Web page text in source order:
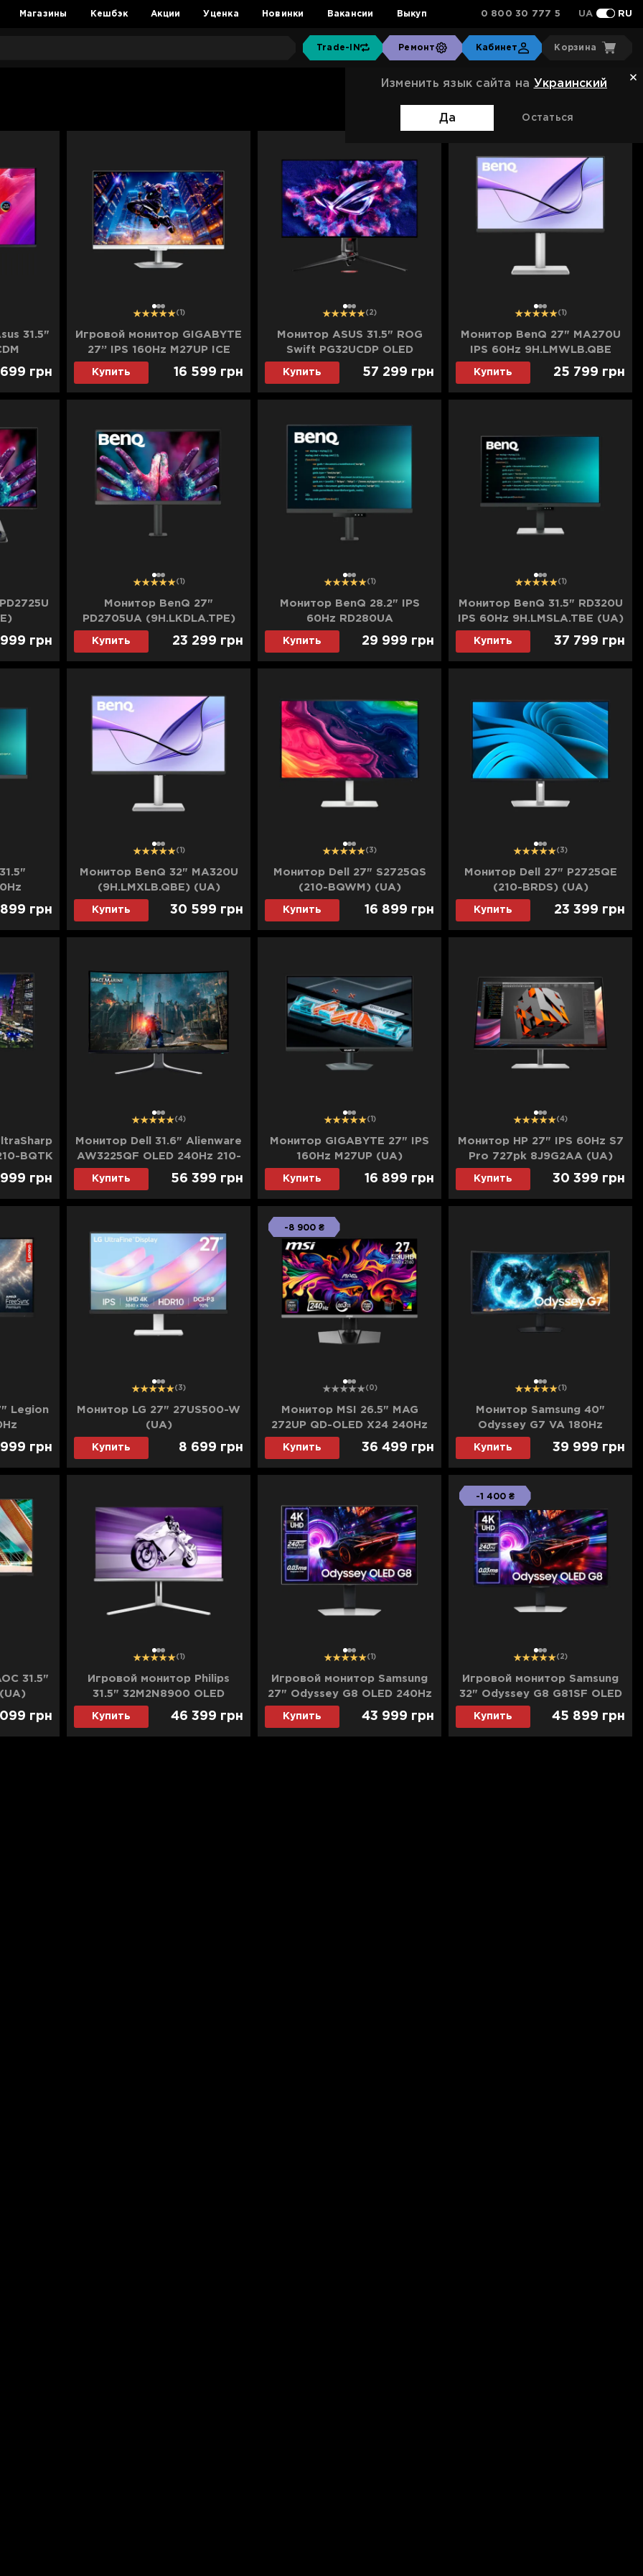
Магазины Кешбэк Акции Уценка Новинки Вакансии Выкуп 0 800 30 777 5 UA RU
Trade-IN Ремонт Кабинет Корзина
Изменить язык сайта на Украинский
Да Остаться
Сортировка: Стандартная
31.5"
(UA)
грн
12 3 (1)
Игровой монитор GIGABYTE
27” IPS 160Hz M27UP ICE
(UA)
Купить 16 599 грн
12 3 (2)
Монитор ASUS 31.5" ROG
Swift PG32UCDP OLED
Купить 57 299 грн
12 3 (1)
Монитор BenQ 27" MA270U
IPS 60Hz 9H.LMWLB.QBE
(UA)
Купить 25 799 грн
грн
12 3 (1)
Монитор BenQ 27"
PD2705UA (9H.LKDLA.TPE)
Купить 23 299 грн
12 3 (1)
Монитор BenQ 28.2" IPS
60Hz RD280UA
9H.LM2LJ.TBE(UA)
Купить 29 999 грн
12 3 (1)
Монитор BenQ 31.5" RD320U
IPS 60Hz 9H.LMSLA.TBE (UA)
Купить 37 799 грн
грн
12 3 (1)
Монитор BenQ 32" MA320U
(9H.LMXLB.QBE) (UA)
Купить 30 599 грн
12 3 (3)
Монитор Dell 27" S2725QS
(210-BQWM) (UA)
Купить 16 899 грн
12 3 (3)
Монитор Dell 27" P2725QE
(210-BRDS) (UA)
Купить 23 399 грн
BQTK
грн
12 3 (4)
Монитор Dell 31.6" Alienware
AW3225QF OLED 240Hz 210-
BLLV (UA)
Купить 56 399 грн
12 3 (1)
Монитор GIGABYTE 27" IPS
160Hz M27UP (UA)
Купить 16 899 грн
12 3 (4)
Монитор HP 27" IPS 60Hz S7
Pro 727pk 8J9G2AA (UA)
Купить 30 399 грн
Legion
грн
12 3 (3)
Монитор LG 27" 27US500-W
(UA)
Купить 8 699 грн
12 3
-8 900 ₴
(0)
Монитор MSI 26.5" MAG
272UP QD-OLED X24 240Hz
(UA)
Купить 36 499 грн
12 3 (1)
Монитор Samsung 40"
Odyssey G7 VA 180Hz
LS40FG756EIXUA (UA)
Купить 39 999 грн
31.5"
грн
12 3 (1)
Игровой монитор Philips
31.5" 32M2N8900 OLED
240Hz (UA)
Купить 46 399 грн
12 3 (1)
Игровой монитор Samsung
27" Odyssey G8 OLED 240Hz
(LS27FG812SIXUA) (UA)
Купить 43 999 грн
12 3
-1 400 ₴
(2)
Игровой монитор Samsung
32" Odyssey G8 G81SF OLED
240Hz (LS32FG812SIXUA)
Купить 45 899 грн